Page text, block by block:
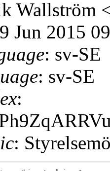
Wallström
Jun 2015
: sv-SE
: sv-SE
:
: